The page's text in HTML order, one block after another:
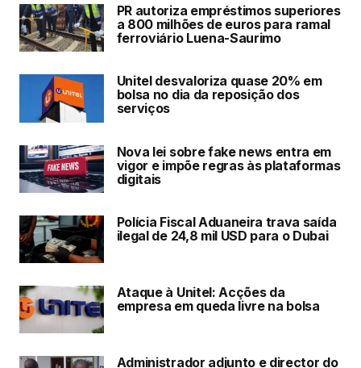
PR autoriza empréstimos superiores
a 800 milhões de euros para ramal
ferroviário Luena-Saurimo
Unitel desvaloriza quase 20% em
bolsa no dia da reposição dos
serviços
Nova lei sobre fake news entra em
vigor e impõe regras às plataformas
digitais
Polícia Fiscal Aduaneira trava saída
ilegal de 24,8 mil USD para o Dubai
Ataque à Unitel: Acções da
empresa em queda livre na bolsa
Administrador adjunto e director do